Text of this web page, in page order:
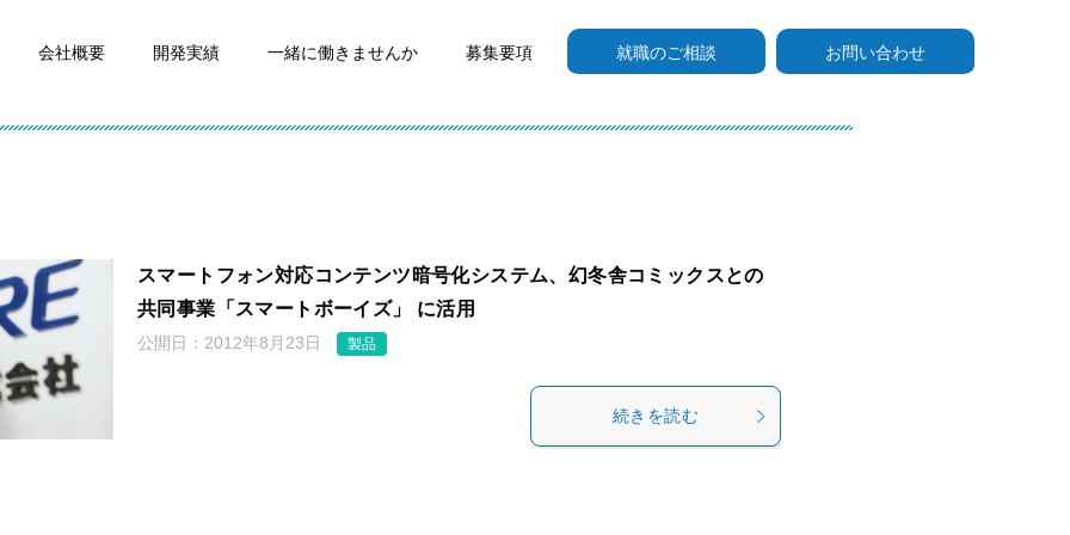
会社概要 開発実績 一緒に働きませんか 募集要項 就職のご相談 お問い合わせ
スマートフォン対応コンテンツ暗号化システム、幻冬舎コミックスとの
共同事業「スマートボーイズ」 に活用
公開日： 2012年8月23日 製品
続きを読む